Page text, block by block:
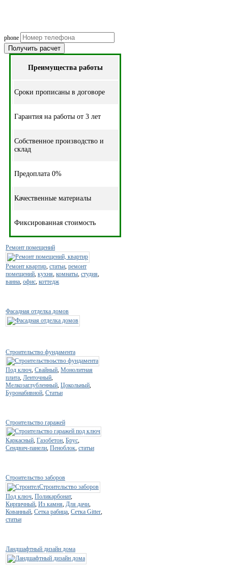
phone
Получить расчет
Преимущества работы
Cроки прописаны в договоре
Гарантия на работы от 3 лет
Собственное производство и
склад
Предоплата 0%
Качественные материалы
Фиксированная стоимость
Ремонт помещений
Ремонт квартир статьи ремонт
помещений кухня комнаты студия
ванна офис коттедж
Фасадная отделка домов
Строительство фундамента
Под ключ Свайный Монолитная
плита Ленточный
Мелкозаглубленный Цокольный
Буронабивной Статьи
Строительство гаражей
Каркасный Газобетон Брус
Сендвич-панели Пеноблок статьи
Строительство заборов
Под ключ Поликарбонат,
Кирпичный Из камня Для дачи
Кованный Сетка рабица Сетка Gitter
статьи
Ландшафтный дизайн дома